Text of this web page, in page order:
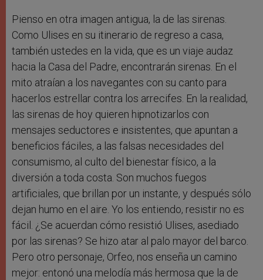
Pienso en otra imagen antigua, la de las sirenas.
Como Ulises en su itinerario de regreso a casa,
también ustedes en la vida, que es un viaje audaz
hacia la Casa del Padre, encontrarán sirenas. En el
mito atraían a los navegantes con su canto para
hacerlos estrellar contra los arrecifes. En la realidad,
las sirenas de hoy quieren hipnotizarlos con
mensajes seductores e insistentes, que apuntan a
beneficios fáciles, a las falsas necesidades del
consumismo, al culto del bienestar físico, a la
diversión a toda costa. Son muchos fuegos
artificiales, que brillan por un instante, y después sólo
dejan humo en el aire. Yo los entiendo, resistir no es
fácil. ¿Se acuerdan cómo resistió Ulises, asediado
por las sirenas? Se hizo atar al palo mayor del barco.
Pero otro personaje, Orfeo, nos enseña un camino
mejor: entonó una melodía más hermosa que la de